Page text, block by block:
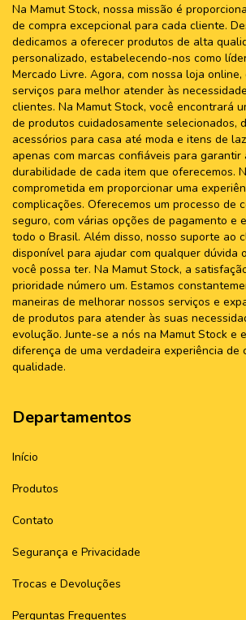
Na Mamut Stock, nossa missão é
de compra excepcional para cada cliente.
dedicamos a oferecer produtos de alta
personalizado, estabelecendo-nos como
Mercado Livre. Agora, com nossa loja
serviços para melhor atender às
clientes. Na Mamut Stock, você encontrará
de produtos cuidadosamente selecionados,
acessórios para casa até moda e itens de
apenas com marcas confiáveis para garantir
durabilidade de cada item que oferecemos.
comprometida em proporcionar uma
complicações. Oferecemos um processo de
seguro, com várias opções de pagamento e
todo o Brasil. Além disso, nosso suporte ao
disponível para ajudar com qualquer dúvida
você possa ter. Na Mamut Stock, a
prioridade número um. Estamos
maneiras de melhorar nossos serviços e
de produtos para atender às suas
evolução. Junte-se a nós na Mamut Stock e
diferença de uma verdadeira experiência de
qualidade.
Departamentos
Início
Produtos
Contato
Segurança e Privacidade
Trocas e Devoluções
Perguntas Frequentes